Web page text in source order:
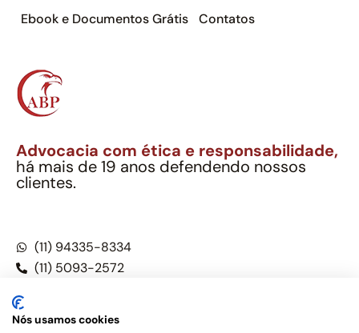
Ebook e Documentos Grátis
Contatos
Advocacia com ética e responsabilidade,
há mais de 19 anos defendendo nossos
clientes.
(11) 94335-8334
(11) 5093-2572
Nós usamos cookies